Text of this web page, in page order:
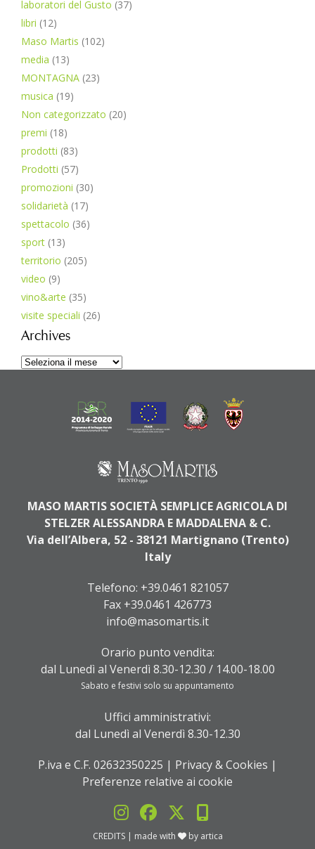
laboratori del Gusto (37)
libri (12)
Maso Martis (102)
media (13)
MONTAGNA (23)
musica (19)
Non categorizzato (20)
premi (18)
prodotti (83)
Prodotti (57)
promozioni (30)
solidarietà (17)
spettacolo (36)
sport (13)
territorio (205)
video (9)
vino&arte (35)
visite speciali (26)
Archives
Archives
MASO MARTIS SOCIETÀ SEMPLICE AGRICOLA DI
STELZER ALESSANDRA E MADDALENA & C.
Via dell’Albera, 52 - 38121 Martignano (Trento)
Italy
Telefono: +39.0461 821057
Fax +39.0461 426773
info@masomartis.it
Orario punto vendita:
dal Lunedì al Venerdì 8.30-12.30 / 14.00-18.00
Sabato e festivi solo su appuntamento
Uffici amministrativi:
dal Lunedì al Venerdì 8.30-12.30
P.iva e C.F. 02632350225 | Privacy & Cookies |
Preferenze relative ai cookie
CREDITS | made with by artica